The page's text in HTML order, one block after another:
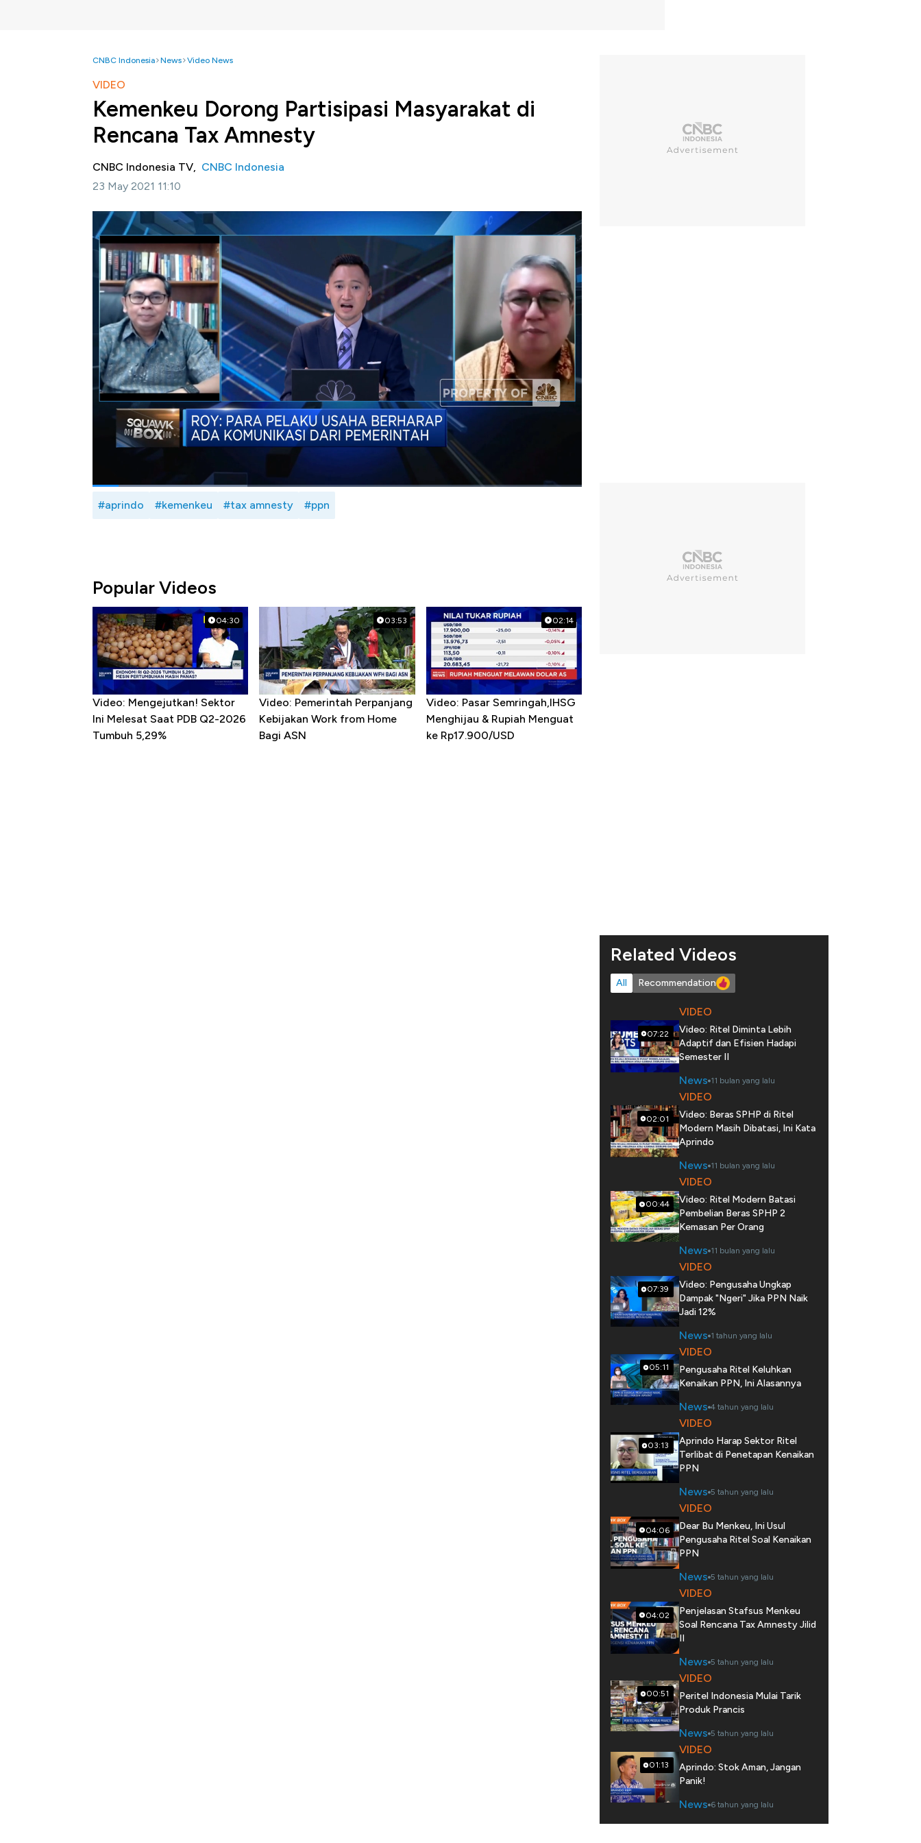
CNBC Indonesia News Video News
VIDEO
Kemenkeu Dorong Partisipasi Masyarakat di
Rencana Tax Amnesty
CNBC Indonesia TV, CNBC Indonesia
23 May 2021 11:10
Jakarta, CNBC Indonesia-
Asosiasi Pengusaha Ritel Indonesia (Aprindo) mengharapkan adanya
sosialisasi rencana kenaikan PPN maupun Tax Amnesty sebelum wacana ini dilempar ke publik,
tujuannya untuk mengurangi pro dan kontra di masyarakat.
Menanggapi kondisi ini, Staf Khusus Menteri Keuangan, Yustinus Prastowo menyebutkan bahwa
dirilisnya rencana kebijakan pajak ke masyarakat dimaksudkan untuk meningkatkan kesadaran publik
terhadap kondisi APBN.
Seperti apa komunikasi pemerintah terhadap arah kebijakan pajak pemerintah? Selengkapnya simak
dialog Erwin Surya Brata dengan Staf Khusus Menteri Keuangan, Yustinus Prastowo dan Ketua
Umum Asosiasi Pengusaha Ritel Indonesia (Aprindo), Roy Mande di Squawk Box,CNBC
Indonesia
(Jum'at, 21/05/2021)
Bagikan:
#aprindo #kemenkeu #tax amnesty #ppn
Popular Videos
04:30
Video: Mengejutkan! Sektor
Ini Melesat Saat PDB Q2-2026
Tumbuh 5,29%
03:53
Video: Pemerintah Perpanjang
Kebijakan Work from Home
Bagi ASN
02:14
Video: Pasar Semringah,IHSG
Menghijau & Rupiah Menguat
ke Rp17.900/USD
Related Videos
All Recommendation
07:22
VIDEO
Video: Ritel Diminta Lebih
Adaptif dan Efisien Hadapi
Semester II
News 11 bulan yang lalu
02:01
VIDEO
Video: Beras SPHP di Ritel
Modern Masih Dibatasi, Ini Kata
Aprindo
News 11 bulan yang lalu
00:44
VIDEO
Video: Ritel Modern Batasi
Pembelian Beras SPHP 2
Kemasan Per Orang
News 11 bulan yang lalu
07:39
VIDEO
Video: Pengusaha Ungkap
Dampak "Ngeri" Jika PPN Naik
Jadi 12%
News 1 tahun yang lalu
05:11
VIDEO
Pengusaha Ritel Keluhkan
Kenaikan PPN, Ini Alasannya
News 4 tahun yang lalu
03:13
VIDEO
Aprindo Harap Sektor Ritel
Terlibat di Penetapan Kenaikan
PPN
News 5 tahun yang lalu
04:06
VIDEO
Dear Bu Menkeu, Ini Usul
Pengusaha Ritel Soal Kenaikan
PPN
News 5 tahun yang lalu
04:02
VIDEO
Penjelasan Stafsus Menkeu
Soal Rencana Tax Amnesty Jilid
II
News 5 tahun yang lalu
00:51
VIDEO
Peritel Indonesia Mulai Tarik
Produk Prancis
News 5 tahun yang lalu
01:13
VIDEO
Aprindo: Stok Aman, Jangan
Panik!
News 6 tahun yang lalu